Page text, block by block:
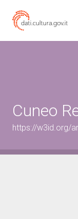
Cuneo
https://w3id.org/